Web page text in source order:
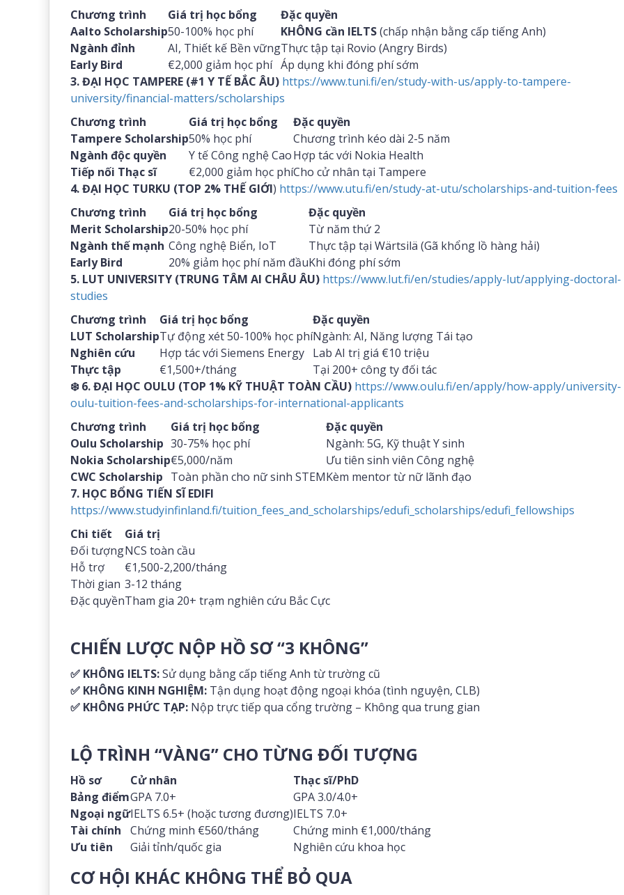
Chương trình
Giá trị học bổng
Đặc quyền
Aalto Scholarship50-100% học phí KHÔNG cần IELTS(chấp nhận bằng cấp tiếng Anh)
Ngành đỉnh
AI, Thiết kế Bền vữngThực tập tại Rovio (Angry Birds)
Early Bird
€2,000 giảm học phí Áp dụng khi đóng phí sớm
3. ĐẠI HỌC TAMPERE (#1 Y TẾ BẮC ÂU) https://www.tuni.fi/en/study-with-us/apply-to-tampere-
university/financial-matters/scholarships
Chương trình
Giá trị học bổng
Đặc quyền
Tampere Scholarship50% học phí
Chương trình kéo dài 2-5 năm
Ngành độc quyền
Y tế Công nghệ CaoHợp tác với Nokia Health
Tiếp nối Thạc sĩ
€2,000 giảm học phíCho cử nhân tại Tampere
4. ĐẠI HỌC TURKU (TOP 2% THẾ GIỚI) https://www.utu.fi/en/study-at-utu/scholarships-and-tuition-fees
Chương trình
Giá trị học bổng
Đặc quyền
Merit Scholarship20-50% học phí
Từ năm thứ 2
Ngành thế mạnh Công nghệ Biển, IoT
Thực tập tại Wärtsilä (Gã khổng lồ hàng hải)
Early Bird
20% giảm học phí năm đầuKhi đóng phí sớm
5. LUT UNIVERSITY (TRUNG TÂM AI CHÂU ÂU) https://www.lut.fi/en/studies/apply-lut/applying-doctoral-
studies
Chương trình
Giá trị học bổng
Đặc quyền
LUT ScholarshipTự động xét 50-100% học phíNgành: AI, Năng lượng Tái tạo
Nghiên cứu
Hợp tác với Siemens Energy Lab AI trị giá €10 triệu
Thực tập
€1,500+/tháng
Tại 200+ công ty đối tác
❄️6. ĐẠI HỌC OULU (TOP 1% KỸ THUẬT TOÀN CẦU) https://www.oulu.fi/en/apply/how-apply/university-
oulu-tuition-fees-and-scholarships-for-international-applicants
Chương trình
Giá trị học bổng
Đặc quyền
Oulu Scholarship 30-75% học phí
Ngành: 5G, Kỹ thuật Y sinh
Nokia Scholarship€5,000/năm
Ưu tiên sinh viên Công nghệ
CWC Scholarship Toàn phần cho nữ sinh STEMKèm mentor từ nữ lãnh đạo
7. HỌC BỔNG TIẾN SĨ EDIFI
https://www.studyinfinland.fi/tuition_fees_and_scholarships/edufi_scholarships/edufi_fellowships
Chi tiết
Giá trị
Đối tượngNCS toàn cầu
Hỗ trợ
€1,500-2,200/tháng
Thời gian 3-12 tháng
Đặc quyềnTham gia 20+ trạm nghiên cứu Bắc Cực
CHIẾN LƯỢC NỘP HỒ SƠ “3 KHÔNG”
✅ KHÔNG IELTS:Sử dụng bằng cấp tiếng Anh từ trường cũ
✅ KHÔNG KINH NGHIỆM: Tận dụng hoạt động ngoại khóa (tình nguyện, CLB)
✅ KHÔNG PHỨC TẠP: Nộp trực tiếp qua cổng trường – Không qua trung gian
LỘ TRÌNH “VÀNG” CHO TỪNG ĐỐI TƯỢNG
Hồ sơ Cử nhân
Thạc sĩ/PhD
Bảng điểmGPA 7.0+
GPA 3.0/4.0+
Ngoại ngữIELTS 6.5+ (hoặc tương đương)IELTS 7.0+
Tài chính
Chứng minh €560/tháng
Chứng minh €1,000/tháng
Ưu tiên
Giải tỉnh/quốc gia Nghiên cứu khoa học
CƠ HỘI KHÁC KHÔNG THỂ BỎ QUA